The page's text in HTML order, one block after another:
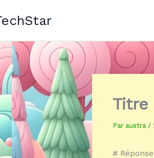
Titre
Par austra /
#